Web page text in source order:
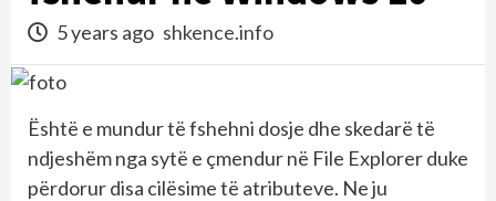
5 years ago shkence.info
Është e mundur të fshehni dosje dhe skedarë të
ndjeshëm nga sytë e çmendur në File Explorer duke
përdorur disa cilësime të atributeve. Ne ju